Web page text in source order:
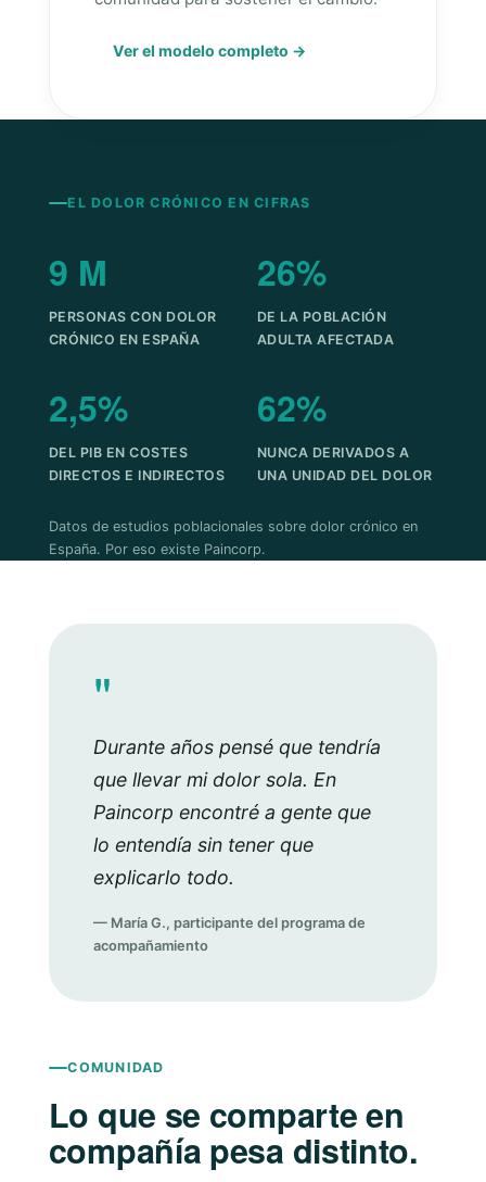
Ver el modelo completo →
EL DOLOR CRÓNICO EN CIFRAS
9 M
PERSONAS CON DOLOR
CRÓNICO EN ESPAÑA
26%
DE LA POBLACIÓN
ADULTA AFECTADA
2,5%
DEL PIB EN COSTES
DIRECTOS E INDIRECTOS
62%
NUNCA DERIVADOS A
UNA UNIDAD DEL DOLOR
Datos de estudios poblacionales sobre dolor crónico en
España. Por eso existe Paincorp.
"
Durante años pensé que tendría
que llevar mi dolor sola. En
Paincorp encontré a gente que
lo entendía sin tener que
explicarlo todo.
— María G., participante del programa de
acompañamiento
COMUNIDAD
Lo que se comparte en
compañía pesa distinto.